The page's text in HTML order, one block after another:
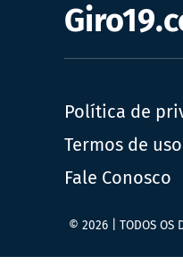
Política de
Termos de uso
Fale Conosco
© 2026 | TODOS OS